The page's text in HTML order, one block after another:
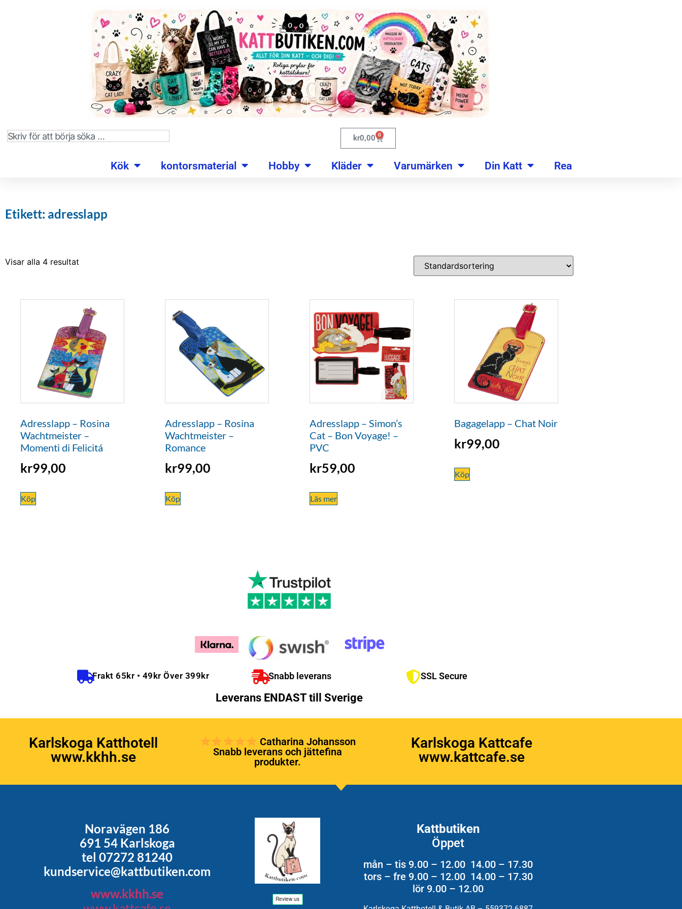
kr0,00 0
Kök kontorsmaterial Hobby Kläder Varumärken Din Katt Rea
Etikett: adresslapp
Visar alla 4 resultat
Adresslapp – Rosina
Wachtmeister –
Momenti di Felicitá
kr99,00
Köp
Adresslapp – Rosina
Wachtmeister –
Romance
kr99,00
Köp
Adresslapp – Simon’s
Cat – Bon Voyage! –
PVC
kr59,00
Läs mer
Bagagelapp – Chat Noir
kr99,00
Köp
Frakt 65kr • 49kr Över 399kr Snabb leverans SSL Secure
Leverans ENDAST till Sverige
Karlskoga Katthotell
www.kkhh.se
Catharina Johansson
Snabb leverans och jättefina
produkter.
Karlskoga Kattcafe
www.kattcafe.se
Noravägen 186
691 54 Karlskoga
tel 07272 81240
kundservice@kattbutiken.com
www.kkhh.se
Kattbutiken
Öppet
mån – tis 9.00 – 12.00 14.00 – 17.30
tors – fre 9.00 – 12.00 14.00 – 17.30
lör 9.00 – 12.00